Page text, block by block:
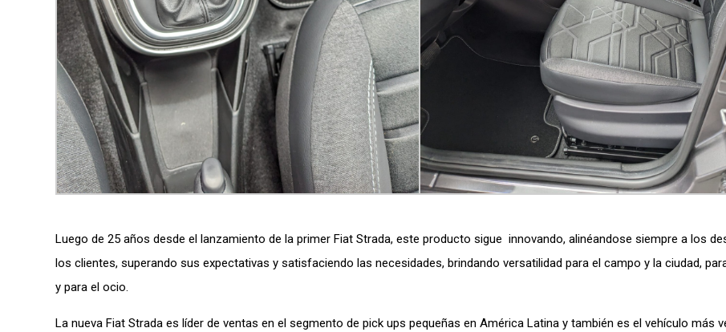
Luego de 25 años desde el lanzamiento de la primer Fiat Strada, este producto sigue innovando, alinéandose siempre a los
los clientes, superando sus expectativas y satisfaciendo las necesidades, brindando versatilidad para el campo y la ciudad,
y para el ocio.
La nueva Fiat Strada es líder de ventas en el segmento de pick ups pequeñas en América Latina y también es el vehículo más